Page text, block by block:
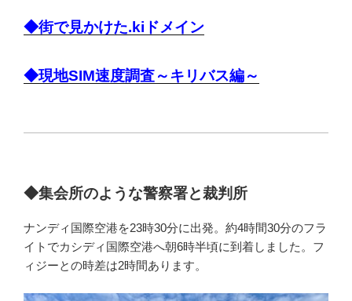
◆街で見かけた.kiドメイン
◆現地SIM速度調査～キリバス編～
◆集会所のような警察署と裁判所
ナンディ国際空港を23時30分に出発。約4時間30分のフラ
イトでカシディ国際空港へ朝6時半頃に到着しました。フ
ィジーとの時差は2時間あります。